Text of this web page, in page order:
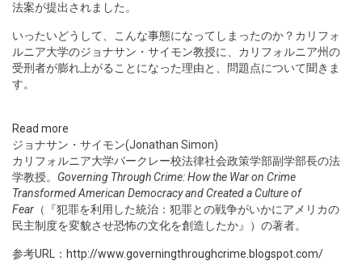
法案が提出されました。
いったいどうして、こんな事態になってしまったのか？カリフォ
ルニア大学のジョナサン・サイモン教授に、カリフォルニア州の
受刑者が膨れ上がることになった理由と、問題点について聞きま
す。
Read more
ジョナサン・サイモン(Jonathan Simon)
カリフォルニア大学バークレー校法律社会政策学部副学部長の法
学教授。 Governing Through Crime: How the War on Crime
Transformed American Democracy and Created a Culture of
Fear （『犯罪を利用した統治：犯罪との戦争がいかにアメリカの
民主制度を変貌させ恐怖の文化を創造したか』）の著者。
参考URL： http://www.governingthroughcrime.blogspot.com/